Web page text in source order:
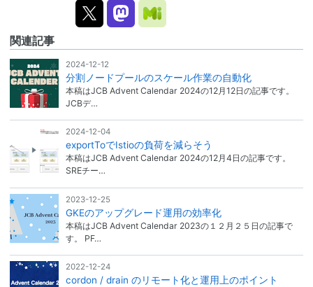
関連記事
2024-12-12
分割ノードプールのスケール作業の自動化
本稿はJCB Advent Calendar 2024の12月12日の記事です。
JCBデ…
2024-12-04
exportToでIstioの負荷を減らそう
本稿はJCB Advent Calendar 2024の12月4日の記事です。
SREチー…
2023-12-25
GKEのアップグレード運用の効率化
本稿はJCB Advent Calendar 2023の１２月２５日の記事で
す。 PF…
2022-12-24
cordon / drain のリモート化と運用上のポイント